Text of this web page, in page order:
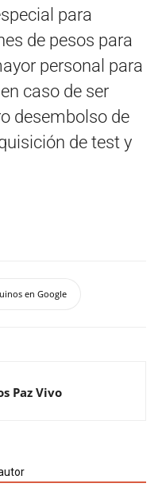
para
de pesos para
personal para
caso de ser
desembolso de
de test y
en Google
Paz Vivo